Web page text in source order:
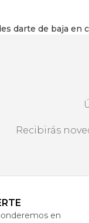
darte de baja en
Recibirás
en